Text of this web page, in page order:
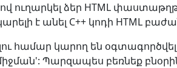
ուղարկել ձեր HTML
է անել C++ կոդի HTML
համար կարող են
Պարզապես բեռնեք